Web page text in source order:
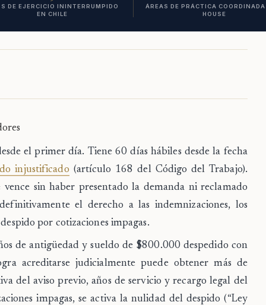
DE EJERCICIO ININTERRUMPIDO
EN CHILE
ÁREAS DE PRÁCTICA
HOUSE
el primer día. Tiene60 días hábiles desde la fecha
injustificado (artículo 168 del Código del Trabajo).
sin haber presentado la demanda ni reclamado
el derecho a las indemnizaciones, los
por cotizaciones impagas.
de antigüedad y sueldo de $800.000 despedido con
acreditarse judicialmente puede obtener más de
del aviso previo, años de servicio y recargo legal del
impagas, se activa la nulidad del despido (“Ley